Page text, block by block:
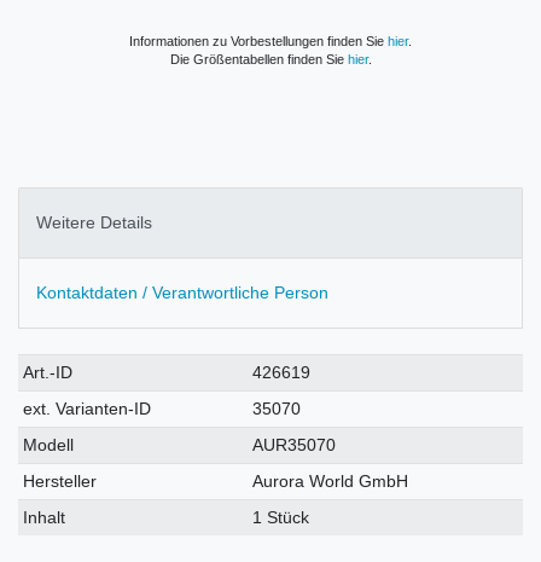
Informationen zu Vorbestellungen finden Sie hier.
Die Größentabellen finden Sie hier.
Weitere Details
Kontaktdaten / Verantwortliche Person
Technisches
Merkmal
Wert
Art.-ID
426619
ext. Varianten-ID
35070
Modell
AUR35070
Hersteller
Aurora World GmbH
Inhalt
1 Stück